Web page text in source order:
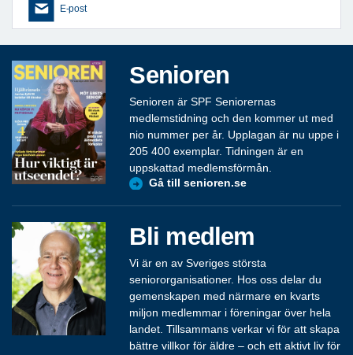
E-post
Senioren
Senioren är SPF Seniorernas
medlemstidning och den kommer ut med
nio nummer per år. Upplagan är nu uppe i
205 400 exemplar. Tidningen är en
uppskattad medlemsförmån.
Gå till senioren.se
Bli medlem
Vi är en av Sveriges största
seniororganisationer. Hos oss delar du
gemenskapen med närmare en kvarts
miljon medlemmar i föreningar över hela
landet. Tillsammans verkar vi för att skapa
bättre villkor för äldre – och ett aktivt liv för